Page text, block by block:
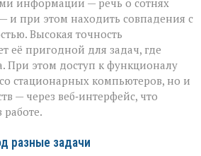
и при этом находить совпадения с
Высокая точность
её пригодной для задач, где
При этом доступ к функционалу
стационарных компьютеров, но и
— через веб‑интерфейс, что
работе.
разные задачи